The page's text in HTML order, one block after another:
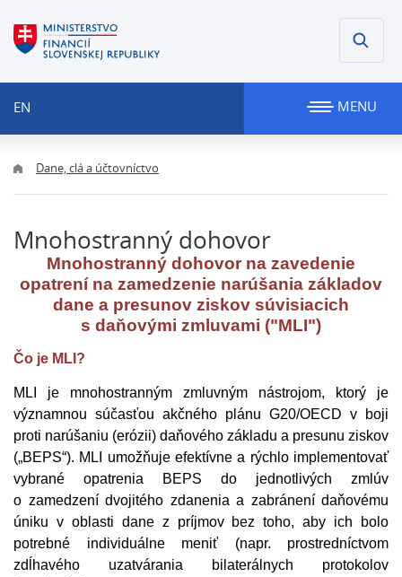
EN MENU
Dane, clá a účtovníctvo
Mnohostranný dohovor
Mnohostranný dohovor na zavedenie
opatrení na zamedzenie narúšania základov
dane a presunov ziskov súvisiacich
s daňovými zmluvami ("MLI")
Čo je MLI?
MLI je mnohostranným zmluvným nástrojom, ktorý je
významnou súčasťou akčného plánu G20/OECD v boji
proti narúšaniu (erózii) daňového základu a presunu ziskov
(„BEPS“). MLI umožňuje efektívne a rýchlo implementovať
vybrané opatrenia BEPS do jednotlivých zmlúv
o zamedzení dvojitého zdanenia a zabránení daňovému
úniku v oblasti dane z príjmov bez toho, aby ich bolo
potrebné individuálne meniť (napr. prostredníctvom
zdĺhavého uzatvárania bilaterálnych protokolov